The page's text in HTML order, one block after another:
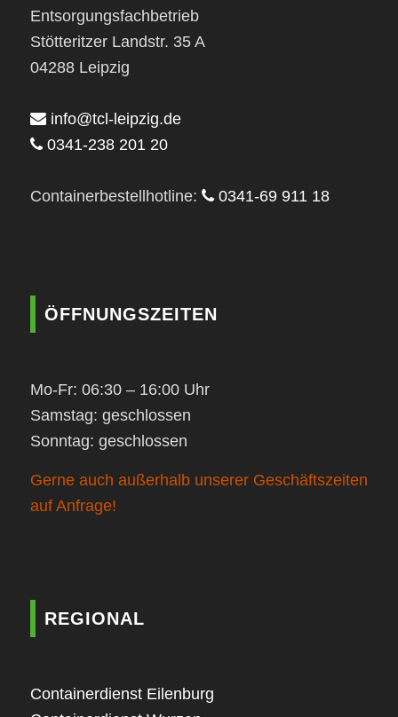
Entsorgungsfachbetrieb
Stötteritzer Landstr. 35 A
04288 Leipzig
info@tcl-leipzig.de
0341-238 201 20
Containerbestellhotline: 0341-69 911 18
ÖFFNUNGSZEITEN
Mo-Fr: 06:30 – 16:00 Uhr
Samstag: geschlossen
Sonntag: geschlossen
Gerne auch außerhalb unserer Geschäftszeiten
auf Anfrage!
REGIONAL
Containerdienst Eilenburg